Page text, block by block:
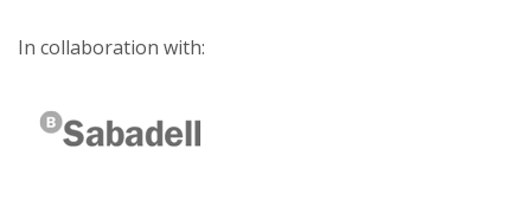
In collaboration with: